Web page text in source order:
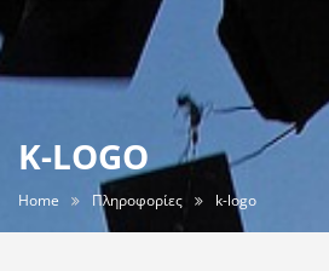
K-LOGO
Home Πληροφορίες k-logo